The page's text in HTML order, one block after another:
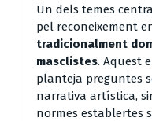
Un dels temes
pel reconeixement
tradicionalment
masclistes. Aquest
planteja preguntes
narrativa artística,
normes establertes